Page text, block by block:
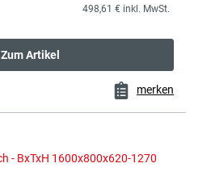
498,61 € inkl. MwSt.
Zum Artikel
merken